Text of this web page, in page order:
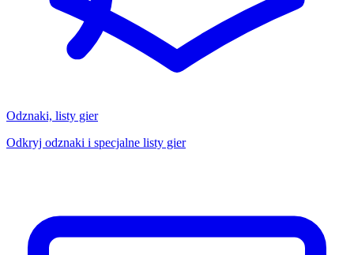
Odznaki, listy gier
Odkryj odznaki i specjalne listy gier